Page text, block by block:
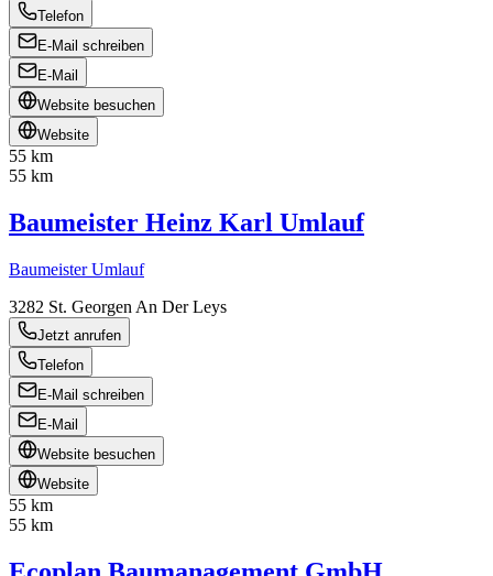
Telefon
E-Mail schreiben
E-Mail
Website besuchen
Website
55 km
55 km
Baumeister Heinz Karl Umlauf
Baumeister Umlauf
3282 St. Georgen An Der Leys
Jetzt anrufen
Telefon
E-Mail schreiben
E-Mail
Website besuchen
Website
55 km
55 km